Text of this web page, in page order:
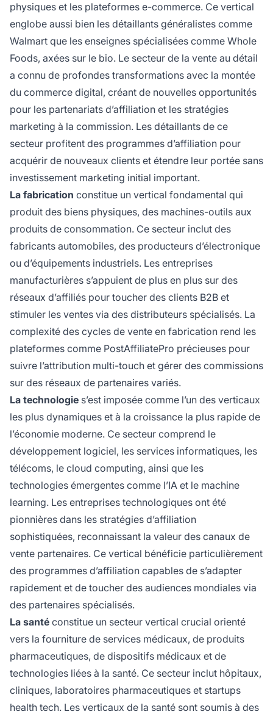
physiques et les plateformes e-commerce. Ce vertical
englobe aussi bien les détaillants généralistes comme
Walmart que les enseignes spécialisées comme Whole
Foods, axées sur le bio. Le secteur de la vente au détail
a connu de profondes transformations avec la montée
du commerce digital, créant de nouvelles opportunités
pour les partenariats d’affiliation et les stratégies
marketing à la commission. Les détaillants de ce
secteur profitent des programmes d’affiliation pour
acquérir de nouveaux clients et étendre leur portée sans
investissement marketing initial important.
La fabrication constitue un vertical fondamental qui
produit des biens physiques, des machines-outils aux
produits de consommation. Ce secteur inclut des
fabricants automobiles, des producteurs d’électronique
ou d’équipements industriels. Les entreprises
manufacturières s’appuient de plus en plus sur des
réseaux d’affiliés pour toucher des clients B2B et
stimuler les ventes via des distributeurs spécialisés. La
complexité des cycles de vente en fabrication rend les
plateformes comme PostAffiliatePro précieuses pour
suivre l’attribution multi-touch et gérer des commissions
sur des réseaux de partenaires variés.
La technologie s’est imposée comme l’un des verticaux
les plus dynamiques et à la croissance la plus rapide de
l’économie moderne. Ce secteur comprend le
développement logiciel, les services informatiques, les
télécoms, le cloud computing, ainsi que les
technologies émergentes comme l’IA et le machine
learning. Les entreprises technologiques ont été
pionnières dans les stratégies d’affiliation
sophistiquées, reconnaissant la valeur des canaux de
vente partenaires. Ce vertical bénéficie particulièrement
des programmes d’affiliation capables de s’adapter
rapidement et de toucher des audiences mondiales via
des partenaires spécialisés.
La santé constitue un secteur vertical crucial orienté
vers la fourniture de services médicaux, de produits
pharmaceutiques, de dispositifs médicaux et de
technologies liées à la santé. Ce secteur inclut hôpitaux,
cliniques, laboratoires pharmaceutiques et startups
health tech. Les verticaux de la santé sont soumis à des